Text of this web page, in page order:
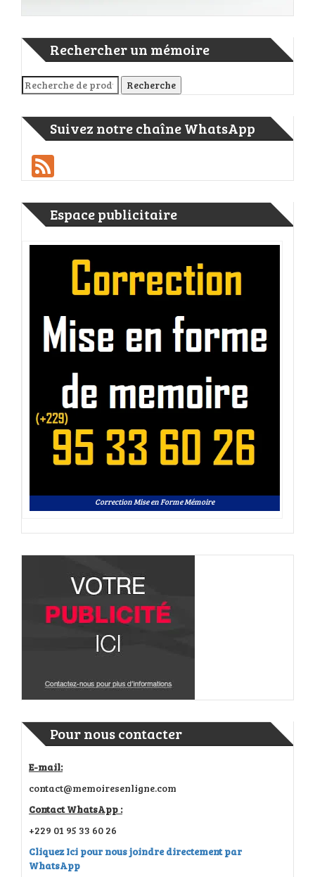
Rechercher un mémoire
Recherche pour : Recherche
Suivez notre chaîne WhatsApp
Espace publicitaire
Correction Mise en Forme Mémoire
Pour nous contacter
E-mail:
contact@memoiresenligne.com
Contact WhatsApp :
+229 01 95 33 60 26
Cliquez Ici pour nous joindre directement par
WhatsApp